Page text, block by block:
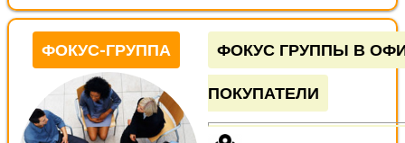
ФОКУС-ГРУППА ФОКУС ГРУППЫ В
ПОКУПАТЕЛИ